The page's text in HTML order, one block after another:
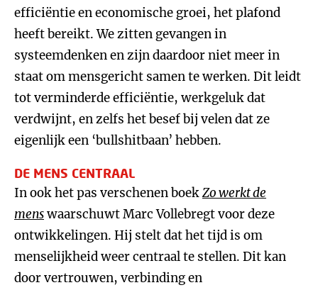
efficiëntie en economische groei, het plafond
heeft bereikt. We zitten gevangen in
systeemdenken en zijn daardoor niet meer in
staat om mensgericht samen te werken. Dit leidt
tot verminderde efficiëntie, werkgeluk dat
verdwijnt, en zelfs het besef bij velen dat ze
eigenlijk een ‘bullshitbaan’ hebben.
DE MENS CENTRAAL
In ook het pas verschenen boekZo werkt de
menswaarschuwt Marc Vollebregt voor deze
ontwikkelingen. Hij stelt dat het tijd is om
menselijkheid weer centraal te stellen. Dit kan
door vertrouwen, verbinding en